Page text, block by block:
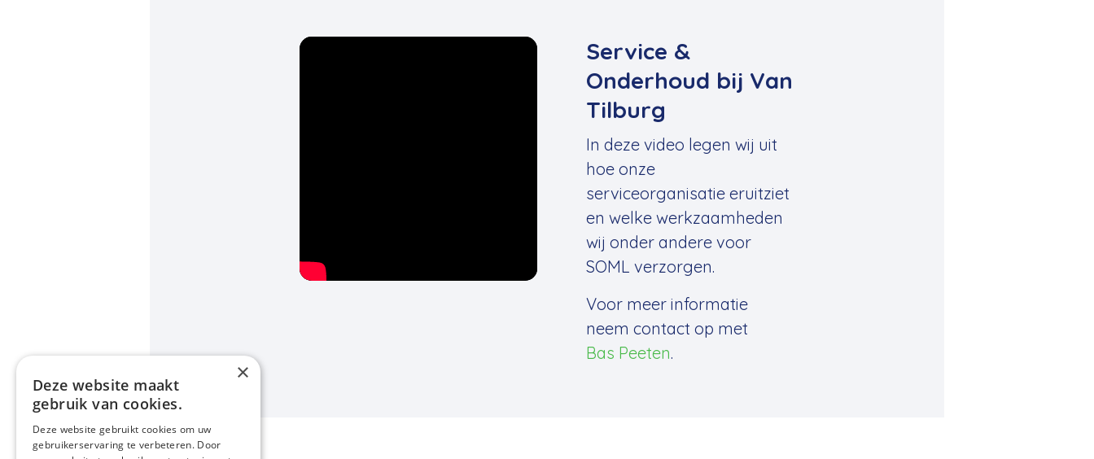
Service &
Onderhoud bij Van
Tilburg
In deze video legen wij uit
hoe onze
serviceorganisatie eruitziet
en welke werkzaamheden
wij onder andere voor
SOML verzorgen.
Voor meer informatie
neem contact op met
Bas Peeten.
×
Deze website maakt
gebruik van cookies.
Deze website gebruikt cookies om uw
gebruikerservaring te verbeteren. Door